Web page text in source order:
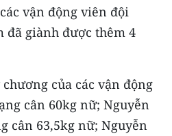
XÃ
vận động viên đội
đã giành được thêm 4
của các vận động
cân 60kg nữ; Nguyễn
cân 63,5kg nữ; Nguyễn